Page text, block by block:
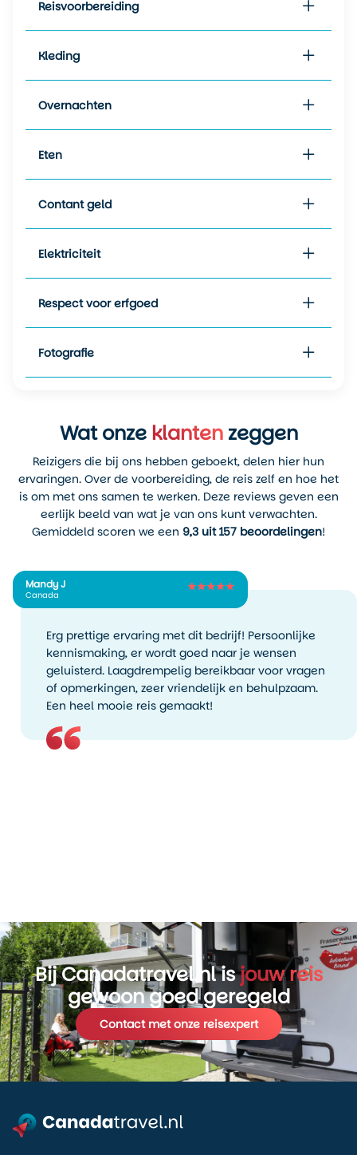
kleding en waterdichte lagen
temperaturen. De
rond de min 5 graden en de
gemiddelde
de 8 graden. Het klimaat
wordt sterk beïnvloed door de
koude Labradorstroom, wat
zorgt voor frisse zomers en
lange winters.
Reisvoorbereiding
Kleding
Overnachten
Eten
Contant geld
Elektriciteit
Respect voor erfgoed
Fotografie
Wat onzeklantenzeggen
Reizigers die bij ons hebben geboekt, delen hier hun
ervaringen. Over de voorbereiding, de reis zelf en hoe het
is om met ons samen te werken. Deze reviews geven een
eerlijk beeld van wat je van ons kunt verwachten.
Gemiddeld scoren we een 9,3 uit 157 beoordelingen!
Mandy J
Canada
Erg prettige ervaring met dit bedrijf! Persoonlijke
kennismaking, er wordt goed naar je wensen
geluisterd. Laagdrempelig bereikbaar voor vragen
of opmerkingen, zeer vriendelijk en behulpzaam.
Een heel mooie reis gemaakt!
Bij Canadatravel.nl isjouw reis
gewoon goed geregeld
Contact met onze reisexpert